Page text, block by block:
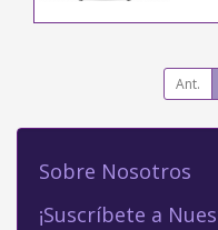
Ant.
Sobre Nosotros
¡Suscríbete a